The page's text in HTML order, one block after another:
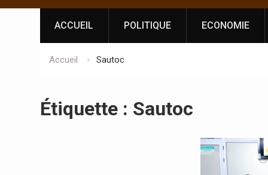
ACCUEIL POLITIQUE ECONOMIE
Accueil Sautoc
Étiquette : Sautoc